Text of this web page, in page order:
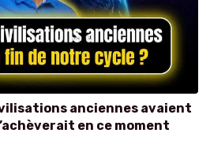
anciennes avaient
en ce moment